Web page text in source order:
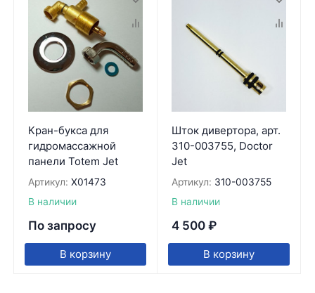
Кран-букса для
гидромассажной
панели Totem Jet
Артикул: X01473
В наличии
По запросу
В корзину
Шток дивертора, арт.
310-003755, Doctor
Jet
Артикул: 310-003755
В наличии
4 500 ₽
В корзину